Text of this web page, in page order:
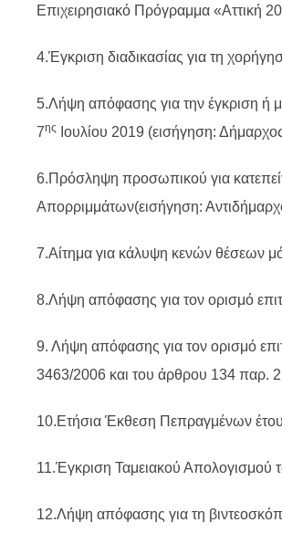
Επιχειρησιακό Πρόγραμμα «Αττική
4.Έγκριση διαδικασίας για τη
5.Λήψη απόφασης για την έγκριση ή
7ης Ιουλίου 2019 (εισήγηση:
6.Πρόσληψη προσωπικού για
Απορριμμάτων(εισήγηση:
7.Αίτημα για κάλυψη κενών θέσεων
8.Λήψη απόφασης για τον ορισμό
9. Λήψη απόφασης για τον ορισμό
3463/2006 και του άρθρου 134 παρ.
10.Ετήσια Έκθεση Πεπραγμένων
11.Έγκριση Ταμειακού Απολογισμού
12.Λήψη απόφασης για τη